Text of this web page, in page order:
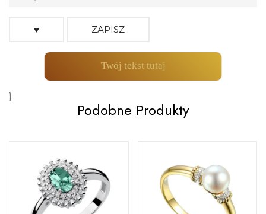
♥ ZAPISZ
Twój tekst tutaj
}
Podobne Produkty